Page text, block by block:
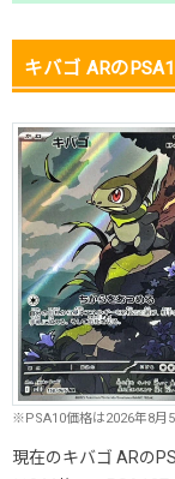
キバゴ ARの
※PSA10価格は2026年8月
現在のキバゴ ARの